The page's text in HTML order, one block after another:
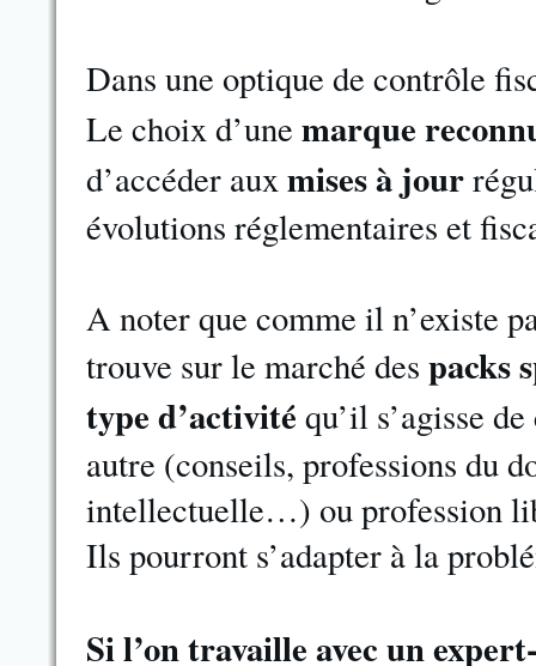
Dans une optique de contrôle
Le choix d’une marque
d’accéder auxmises à jour
évolutions réglementaires et
A noter que comme il n’existe
trouve sur le marché des packs
type d’activité qu’il s’agisse
autre (conseils, professions du
intellectuelle…) ou profession
Ils pourront s’adapter à la
Si l’on travaille avec un